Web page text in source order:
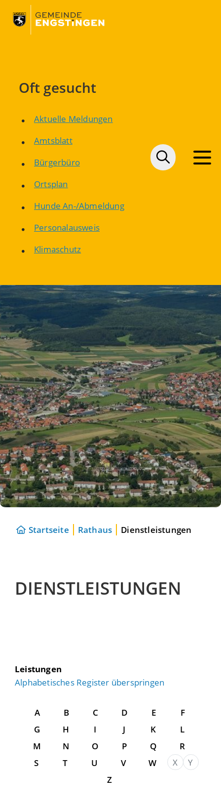
Oft gesucht
Aktuelle Meldungen
Amtsblatt
Bürgerbüro
Ortsplan
Hunde An-/Abmeldung
Personalausweis
Klimaschutz
Startseite Rathaus Dienstleistungen
DIENSTLEISTUNGEN
Leistungen
Alphabetisches Register überspringen
A B C D E
F
G
H I J K
L
M
N O P Q
R
S
T U V W X
Y
Z